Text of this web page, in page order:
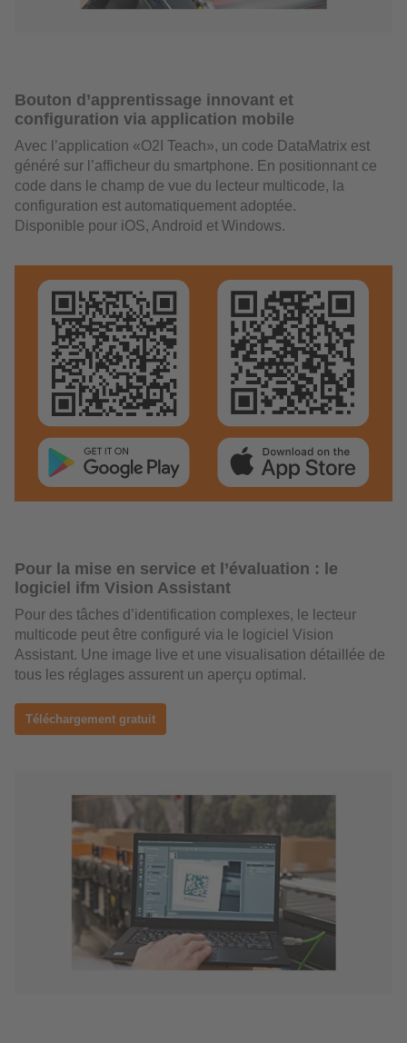
Bouton d’apprentissage innovant et
configuration via application mobile
Avec l’application «O2I Teach», un code DataMatrix est
généré sur l’afficheur du smartphone. En positionnant ce
code dans le champ de vue du lecteur multicode, la
configuration est automatiquement adoptée.
Disponible pour iOS, Android et Windows.
Pour la mise en service et l’évaluation : le
logiciel ifm Vision Assistant
Pour des tâches d’identification complexes, le lecteur
multicode peut être configuré via le logiciel Vision
Assistant. Une image live et une visualisation détaillée de
tous les réglages assurent un aperçu optimal.
Téléchargement gratuit